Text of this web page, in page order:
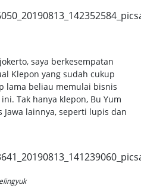
saya berkesempatan
Klepon yang sudah cukup
lama beliau memulai bisnis
Tak hanya klepon, Bu Yum
Jawa lainnya, seperti lupis dan